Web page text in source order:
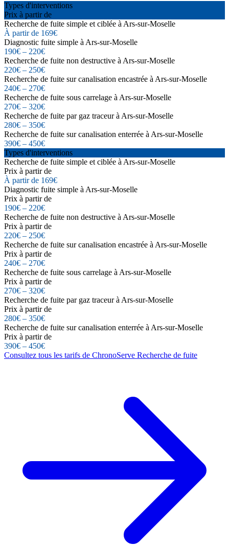
Types d'interventions
Prix à partir de
Recherche de fuite simple et ciblée à Ars-sur-Moselle
À partir de 169€
Diagnostic fuite simple à Ars-sur-Moselle
190€ – 220€
Recherche de fuite non destructive à Ars-sur-Moselle
220€ – 250€
Recherche de fuite sur canalisation encastrée à Ars-sur-Moselle
240€ – 270€
Recherche de fuite sous carrelage à Ars-sur-Moselle
270€ – 320€
Recherche de fuite par gaz traceur à Ars-sur-Moselle
280€ – 350€
Recherche de fuite sur canalisation enterrée à Ars-sur-Moselle
390€ – 450€
Types d'interventions
Recherche de fuite simple et ciblée à Ars-sur-Moselle
Prix à partir de
À partir de 169€
Diagnostic fuite simple à Ars-sur-Moselle
Prix à partir de
190€ – 220€
Recherche de fuite non destructive à Ars-sur-Moselle
Prix à partir de
220€ – 250€
Recherche de fuite sur canalisation encastrée à Ars-sur-Moselle
Prix à partir de
240€ – 270€
Recherche de fuite sous carrelage à Ars-sur-Moselle
Prix à partir de
270€ – 320€
Recherche de fuite par gaz traceur à Ars-sur-Moselle
Prix à partir de
280€ – 350€
Recherche de fuite sur canalisation enterrée à Ars-sur-Moselle
Prix à partir de
390€ – 450€
Consultez tous les tarifs de ChronoServe Recherche de fuite